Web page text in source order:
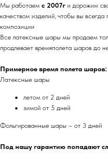
Мы работаем с 2007г и дорожим
качеством изделий, чтобы вы
композиции
Все латексные шары мы продаем
продлевает времяполета шаров до
Примерное время полета шаров:
Латексные шары
летом от 2 дней
зимой от 5 дней
Фольгированные шары – от 3 дней
Под нашу гарантию попадают